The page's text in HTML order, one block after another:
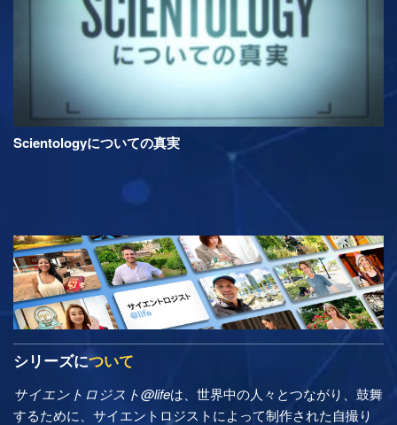
Scientologyについての真実
シリーズについて
サイエントロジスト@lifeは、世界中の人々とつながり、鼓舞
するために、サイエントロジストによって制作された自撮り